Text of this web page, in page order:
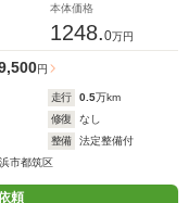
本体価格
1248.0万円
円
走行 0.5万km
修復
なし
整備
法定整備付
市都筑区
頼